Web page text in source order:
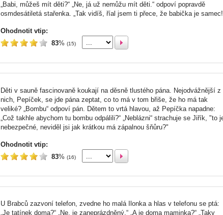
„Babi, můžeš mít děti?“ „Ne, já už nemůžu mít děti.“ odpoví popravdě
osmdesátiletá stařenka. „Tak vidíš, říal jsem ti přece, že babička je
Ohodnotit vtip:
83% (15)
Děti v sauně fascinovaně koukají na děsně tlustého pána. Nejodvážnější z
nich, Pepíček, se jde pána zeptat, co to má v tom břiše, že ho má tak
veliké? „Bombu“ odpoví pán. Dětem to vrtá hlavou, až Pepíčka napadne:
„Což takhle abychom tu bombu odpálili?“ „Neblázni“ strachuje se Jiřík, "to
nebezpečné, neviděl jsi jak krátkou má zápalnou šňůru?"
Ohodnotit vtip:
83% (16)
U Brabců zazvoní telefon, zvedne ho malá Ilonka a hlas v telefonu se ptá:
„Je tatínek doma?“ „Ne, je zaneprázdněný.“ „A je doma maminka?“ „Taky